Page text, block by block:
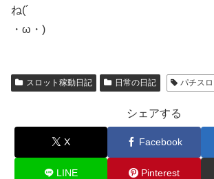
ね(´
・ω・)
スロット稼動日記 日常の日記 パチス
シェアする
X Facebook
LINE Pinterest